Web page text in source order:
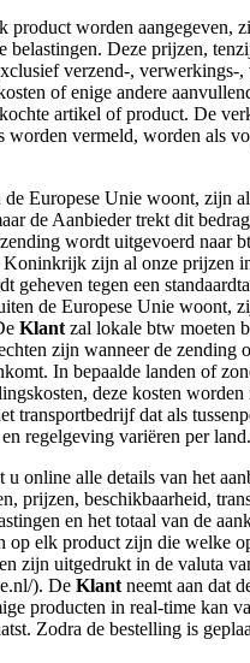
product worden aangegeven,
belastingen. Deze prijzen,
verzend-, verwerkings-,
of enige andere
artikel of product. De
worden vermeld, worden als
Europese Unie woont, zijn
de Aanbieder trekt dit
wordt uitgevoerd naar
Koninkrijk zijn al onze prijzen
geheven tegen een
de Europese Unie woont,
Klantzal lokale btw moeten
zijn wanneer de zending
In bepaalde landen of
deze kosten
transportbedrijf dat als
regelgeving variëren per land.
online alle details van het
prijzen, beschikbaarheid,
en het totaal van de
op elk product zijn die welke
zijn uitgedrukt in de valuta
). De Klantneemt aan dat
producten in real-time kan
Zodra de bestelling is